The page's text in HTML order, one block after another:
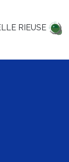
RIEUSE